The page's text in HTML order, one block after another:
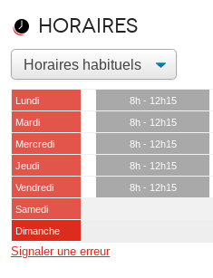
Horaires
Lundi 8h - 12h15
Mardi
8h - 12h15
Mercredi
8h - 12h15
Jeudi
8h - 12h15
Vendredi
8h - 12h15
Samedi
Dimanche
Signaler une erreur